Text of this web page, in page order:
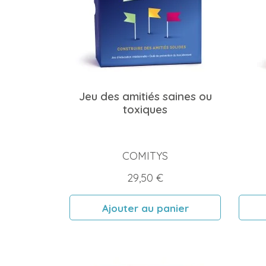
Jeu des amitiés saines ou
toxiques
COMITYS
Prix
29,50 €
Ajouter au panier